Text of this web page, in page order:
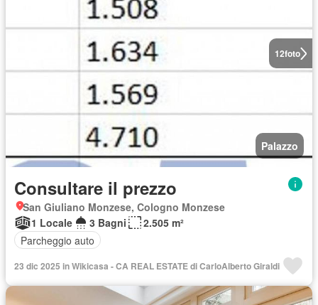
12foto
Palazzo
Consultare il prezzo
San Giuliano Monzese, Cologno Monzese
1 Locale
3 Bagni
2.505 m²
Parcheggio auto
23 dic 2025 in Wikicasa - CA REAL ESTATE di CarloAlberto Giraldi